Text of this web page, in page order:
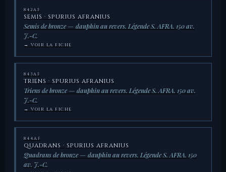
842AF
SEMIS · SPURIUS AFRANIUS
Semis de bronze — dauphin au revers. Légende S. AFRA. 150 av.
J.-C.
→ VOIR LA FICHE
843AF
TRIENS · SPURIUS AFRANIUS
Triens de bronze — dauphin au revers. Légende S. AFRA. 150 av.
J.-C.
→ VOIR LA FICHE
844AF
QUADRANS · SPURIUS AFRANIUS
Quadrans de bronze — dauphin au revers. Légende S. AFRA. 150
av. J.-C.